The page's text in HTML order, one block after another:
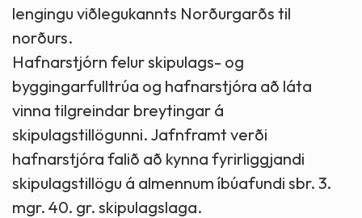
lengingu viðlegukannts Norðurgarðs til
norðurs.
Hafnarstjórn felur skipulags- og
byggingarfulltrúa og hafnarstjóra að láta
vinna tilgreindar breytingar á
skipulagstillögunni. Jafnframt verði
hafnarstjóra falið að kynna fyrirliggjandi
skipulagstillögu á almennum íbúafundi sbr. 3.
mgr. 40. gr. skipulagslaga.